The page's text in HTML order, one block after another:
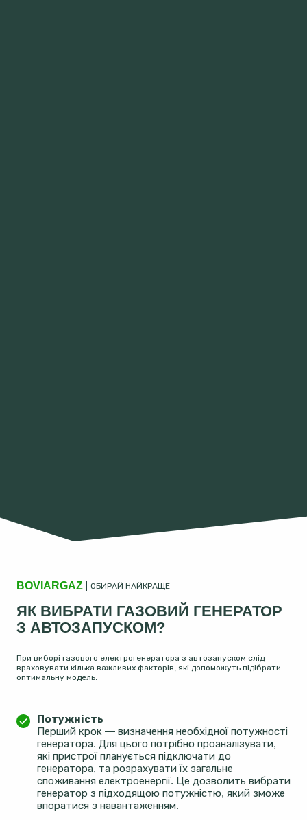
BOVIARGAZ ОБИРАЙ НАЙКРАЩЕ
ЯК ВИБРАТИ ГАЗОВИЙ ГЕНЕРАТОР
З АВТОЗАПУСКОМ?
При виборі газового електрогенератора з автозапуском слід
враховувати кілька важливих факторів, які допоможуть підібрати
оптимальну модель.
Потужність
Перший крок — визначення необхідної потужності
генератора. Для цього потрібно проаналізувати,
які пристрої планується підключати до
генератора, та розрахувати їх загальне
споживання електроенергії. Це дозволить вибрати
генератор з підходящою потужністю, який зможе
впоратися з навантаженням.